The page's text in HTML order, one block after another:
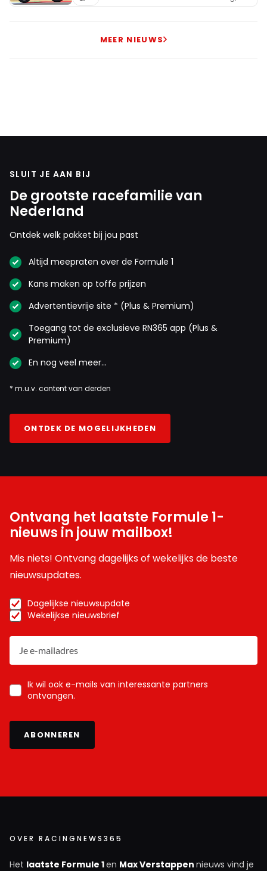
MEER NIEUWS
SLUIT JE AAN BIJ
De grootste racefamilie van
Nederland
Ontdek welk pakket bij jou past
Altijd meepraten over de Formule 1
Kans maken op toffe prijzen
Advertentievrije site * (Plus & Premium)
Toegang tot de exclusieve RN365 app (Plus &
Premium)
En nog veel meer…
* m.u.v. content van derden
ONTDEK DE MOGELIJKHEDEN
Ontvang het laatste Formule 1-
nieuws in jouw mailbox!
Mis niets! Ontvang dagelijks of wekelijks de beste
nieuwsupdates.
Dagelijkse nieuwsupdate
Wekelijkse nieuwsbrief
Ik wil ook e-mails van interessante partners
ontvangen.
ABONNEREN
OVER RACINGNEWS365
Het laatste Formule 1en Max Verstappen nieuws vind je